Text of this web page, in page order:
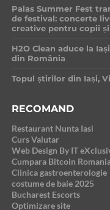
Palas Summer Fest
de festival: concerte
creative pentru copii
H2O Clean aduce la
din România
Topul știrilor din Iași,
RECOMAND
Restaurant Nunta Iasi
Curs Valutar
Web Design By IT
Cumpara Bitcoin
Clinica gastroenterologie
costume de baie 2025
Bucharest Escorts
Optimizare site